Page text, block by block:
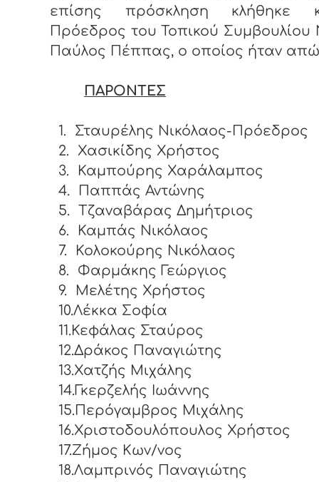
επίσης πρόσκληση κλήθηκε
Πρόεδρος του Τοπικού Συμβουλίου
Παύλος Πέππας, ο οποίος ήταν
ΠΑΡΟΝΤΕΣ
1.
Σταυρέλης Νικόλαος-Πρόεδρος
2.
Χασικίδης Χρήστος
3.
Καμπούρης Χαράλαμπος
4.
Παππάς Αντώνης
5.
Τζαναβάρας Δημήτριος
6.
Καμπάς Νικόλαος
7.
Κολοκούρης Νικόλαος
8.
Φαρμάκης Γεώργιος
9.
Μελέτης Χρήστος
10.Λέκκα Σοφία
11.Κεφάλας Σταύρος
12.Δράκος Παναγιώτης
13.Χατζής Μιχάλης
14.Γκερζελής Ιωάννης
15.Περόγαμβρος Μιχάλης
16.Χριστοδουλόπουλος Χρήστος
17.Ζήμος Κων/νος
18.Λαμπρινός Παναγιώτης